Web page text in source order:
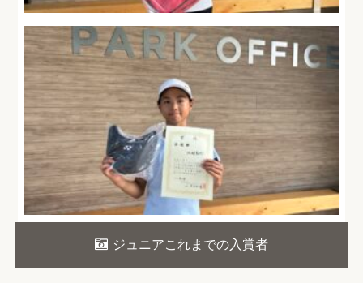
ジュニアこれまでの入賞者